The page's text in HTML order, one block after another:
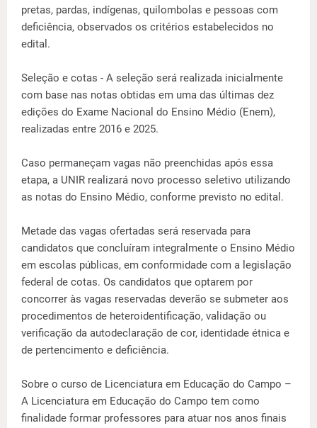
pretas, pardas, indígenas, quilombolas e pessoas com
deficiência, observados os critérios estabelecidos no
edital.
Seleção e cotas - A seleção será realizada inicialmente
com base nas notas obtidas em uma das últimas dez
edições do Exame Nacional do Ensino Médio (Enem),
realizadas entre 2016 e 2025.
Caso permaneçam vagas não preenchidas após essa
etapa, a UNIR realizará novo processo seletivo utilizando
as notas do Ensino Médio, conforme previsto no edital.
Metade das vagas ofertadas será reservada para
candidatos que concluíram integralmente o Ensino Médio
em escolas públicas, em conformidade com a legislação
federal de cotas. Os candidatos que optarem por
concorrer às vagas reservadas deverão se submeter aos
procedimentos de heteroidentificação, validação ou
verificação da autodeclaração de cor, identidade étnica e
de pertencimento e deficiência.
Sobre o curso de Licenciatura em Educação do Campo –
A Licenciatura em Educação do Campo tem como
finalidade formar professores para atuar nos anos finais